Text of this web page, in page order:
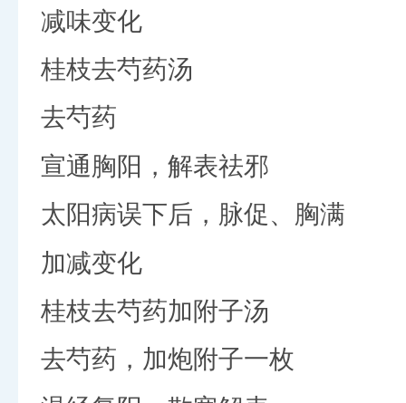
减味变化
桂枝去芍药汤
去芍药
宣通胸阳，解表祛邪
太阳病误下后，脉促、胸满
加减变化
桂枝去芍药加附子汤
去芍药，加炮附子一枚